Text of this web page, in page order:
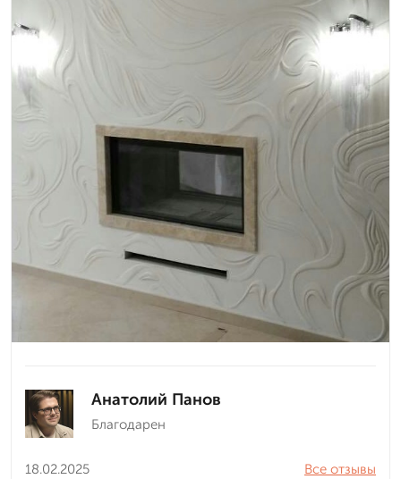
Анатолий Панов
Благодарен
18.02.2025
Все отзывы